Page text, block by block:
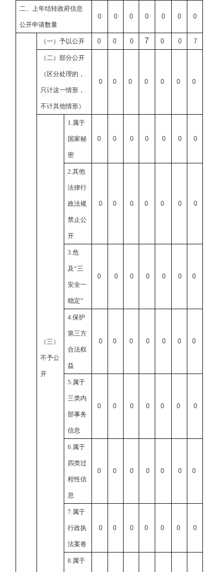
二、上年结转政府信息
公开申请数量
0 0 0 0 0 0 0
（一）予以公开 0 0 0 7 0 0 7
（二）部分公开
（区分处理的，
只计这一情形，
不计其他情形）
0 0 0 0 0 0 0
（三）
不予公
开
1.属于
国家秘
密
0 0 0 0 0 0 0
2.其他
法律行
政法规
禁止公
开
0 0 0 0 0 0 0
3.危
及“三
安全一
稳定”
0 0 0 0 0 0 0
4.保护
第三方
合法权
益
0 0 0 0 0 0 0
5.属于
三类内
部事务
信息
0 0 0 0 0 0 0
6.属于
四类过
程性信
息
0 0 0 0 0 0 0
7.属于
行政执
法案卷
0 0 0 0 0 0 0
8.属于